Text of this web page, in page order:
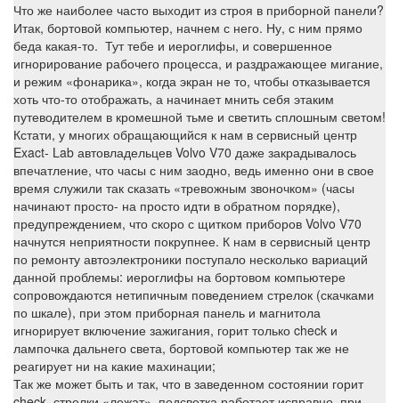
Что же наиболее часто выходит из строя в приборной панели?
Итак, бортовой компьютер, начнем с него. Ну, с ним прямо
беда какая-то. Тут тебе и иероглифы, и совершенное
игнорирование рабочего процесса, и раздражающее мигание,
и режим «фонарика», когда экран не то, чтобы отказывается
хоть что-то отображать, а начинает мнить себя этаким
путеводителем в кромешной тьме и светить сплошным светом!
Кстати, у многих обращающийся к нам в сервисный центр
Exact- Lab автовладельцев Volvo V70 даже закрадывалось
впечатление, что часы с ним заодно, ведь именно они в свое
время служили так сказать «тревожным звоночком» (часы
начинают просто- на просто идти в обратном порядке),
предупреждением, что скоро с щитком приборов Volvo V70
начнутся неприятности покрупнее. К нам в сервисный центр
по ремонту автоэлектроники поступало несколько вариаций
данной проблемы: иероглифы на бортовом компьютере
сопровождаются нетипичным поведением стрелок (скачками
по шкале), при этом приборная панель и магнитола
игнорирует включение зажигания, горит только check и
лампочка дальнего света, бортовой компьютер так же не
реагирует ни на какие махинации;
Так же может быть и так, что в заведенном состоянии горит